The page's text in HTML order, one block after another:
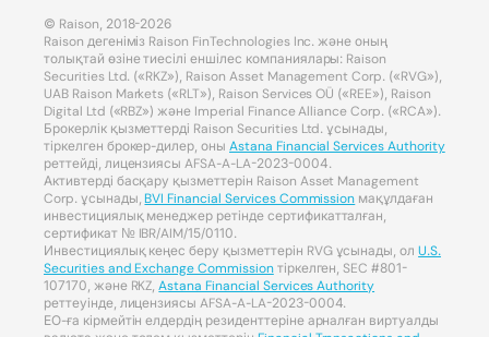
© Raison, 2018-2026
Raison дегеніміз Raison FinTechnologies Inc. және оның
толықтай өзіне тиесілі еншілес компаниялары: Raison
Securities Ltd. («RKZ»), Raison Asset Management Corp. («RVG»),
UAB Raison Markets («RLT»), Raison Services OÜ («REE»), Raison
Digital Ltd («RBZ») және Imperial Finance Alliance Corp. («RCA»).
Брокерлік қызметтерді Raison Securities Ltd. ұсынады,
тіркелген брокер-дилер, оны Astana Financial Services Authority
реттейді, лицензиясы AFSA-A-LA-2023-0004.
Активтерді басқару қызметтерін Raison Asset Management
Corp. ұсынады,BVI Financial Services Commission мақұлдаған
инвестициялық менеджер ретінде сертификатталған,
сертификат № IBR/AIM/15/0110.
Инвестициялық кеңес беру қызметтерін RVG ұсынады, олU.S.
Securities and Exchange Commissionтіркелген, SEC #801-
107170, және RKZ,Astana Financial Services Authority
реттеуінде, лицензиясы AFSA-A-LA-2023-0004.
ЕО-ға кірмейтін елдердің резиденттеріне арналған виртуалды